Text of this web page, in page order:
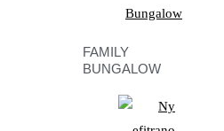
FAMILY
BUNGALOW